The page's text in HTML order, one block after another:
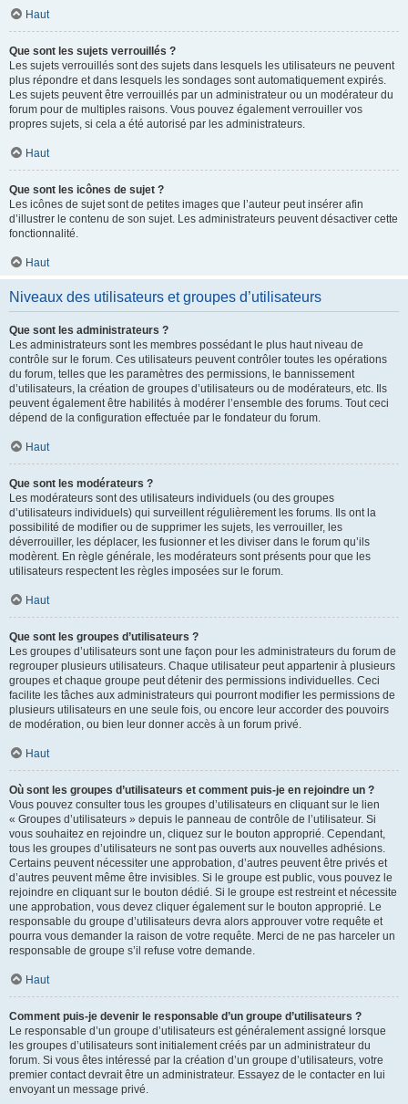
Haut
Que sont les sujets verrouillés ?
Les sujets verrouillés sont des sujets dans lesquels les utilisateurs ne peuvent
plus répondre et dans lesquels les sondages sont automatiquement expirés.
Les sujets peuvent être verrouillés par un administrateur ou un modérateur du
forum pour de multiples raisons. Vous pouvez également verrouiller vos
propres sujets, si cela a été autorisé par les administrateurs.
Haut
Que sont les icônes de sujet ?
Les icônes de sujet sont de petites images que l’auteur peut insérer afin
d’illustrer le contenu de son sujet. Les administrateurs peuvent désactiver cette
fonctionnalité.
Haut
Niveaux des utilisateurs et groupes d’utilisateurs
Que sont les administrateurs ?
Les administrateurs sont les membres possédant le plus haut niveau de
contrôle sur le forum. Ces utilisateurs peuvent contrôler toutes les opérations
du forum, telles que les paramètres des permissions, le bannissement
d’utilisateurs, la création de groupes d’utilisateurs ou de modérateurs, etc. Ils
peuvent également être habilités à modérer l’ensemble des forums. Tout ceci
dépend de la configuration effectuée par le fondateur du forum.
Haut
Que sont les modérateurs ?
Les modérateurs sont des utilisateurs individuels (ou des groupes
d’utilisateurs individuels) qui surveillent régulièrement les forums. Ils ont la
possibilité de modifier ou de supprimer les sujets, les verrouiller, les
déverrouiller, les déplacer, les fusionner et les diviser dans le forum qu’ils
modèrent. En règle générale, les modérateurs sont présents pour que les
utilisateurs respectent les règles imposées sur le forum.
Haut
Que sont les groupes d’utilisateurs ?
Les groupes d’utilisateurs sont une façon pour les administrateurs du forum de
regrouper plusieurs utilisateurs. Chaque utilisateur peut appartenir à plusieurs
groupes et chaque groupe peut détenir des permissions individuelles. Ceci
facilite les tâches aux administrateurs qui pourront modifier les permissions de
plusieurs utilisateurs en une seule fois, ou encore leur accorder des pouvoirs
de modération, ou bien leur donner accès à un forum privé.
Haut
Où sont les groupes d’utilisateurs et comment puis-je en rejoindre un ?
Vous pouvez consulter tous les groupes d’utilisateurs en cliquant sur le lien
« Groupes d’utilisateurs » depuis le panneau de contrôle de l’utilisateur. Si
vous souhaitez en rejoindre un, cliquez sur le bouton approprié. Cependant,
tous les groupes d’utilisateurs ne sont pas ouverts aux nouvelles adhésions.
Certains peuvent nécessiter une approbation, d’autres peuvent être privés et
d’autres peuvent même être invisibles. Si le groupe est public, vous pouvez le
rejoindre en cliquant sur le bouton dédié. Si le groupe est restreint et nécessite
une approbation, vous devez cliquer également sur le bouton approprié. Le
responsable du groupe d’utilisateurs devra alors approuver votre requête et
pourra vous demander la raison de votre requête. Merci de ne pas harceler un
responsable de groupe s’il refuse votre demande.
Haut
Comment puis-je devenir le responsable d’un groupe d’utilisateurs ?
Le responsable d’un groupe d’utilisateurs est généralement assigné lorsque
les groupes d’utilisateurs sont initialement créés par un administrateur du
forum. Si vous êtes intéressé par la création d’un groupe d’utilisateurs, votre
premier contact devrait être un administrateur. Essayez de le contacter en lui
envoyant un message privé.